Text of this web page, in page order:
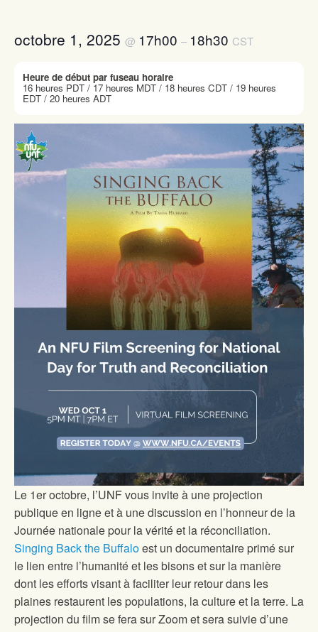
octobre 1, 2025 @ 17h00 – 18h30 CST
Heure de début par fuseau horaire
16 heures PDT / 17 heures MDT / 18 heures CDT / 19 heures
EDT / 20 heures ADT
Le 1er octobre, l’UNF vous invite à une projection
publique en ligne et à une discussion en l’honneur de la
Journée nationale pour la vérité et la réconciliation.
Singing Back the Buffaloest un documentaire primé sur
le lien entre l’humanité et les bisons et sur la manière
dont les efforts visant à faciliter leur retour dans les
plaines restaurent les populations, la culture et la terre. La
projection du film se fera sur Zoom et sera suivie d’une